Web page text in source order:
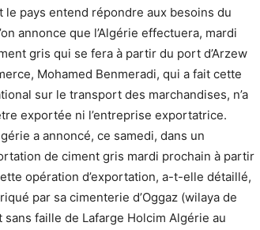
le pays entend répondre aux besoins du
annonce que l’Algérie effectuera, mardi
gris qui se fera à partir du port d’Arzew
Mohamed Benmeradi, qui a fait cette
sur le transport des marchandises, n’a
exportée ni l’entreprise exportatrice.
a annoncé, ce samedi, dans un
de ciment gris mardi prochain à partir
opération d’exportation, a-t-elle détaillé,
par sa cimenterie d’Oggaz (wilaya de
sans faille de Lafarge Holcim Algérie au